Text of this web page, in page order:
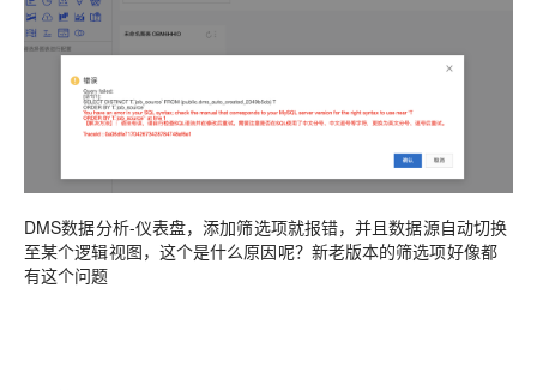
DMS数据分析-仪表盘，添加筛选项就报错，并且数据源自动切换
至某个逻辑视图，这个是什么原因呢？新老版本的筛选项好像都
有这个问题